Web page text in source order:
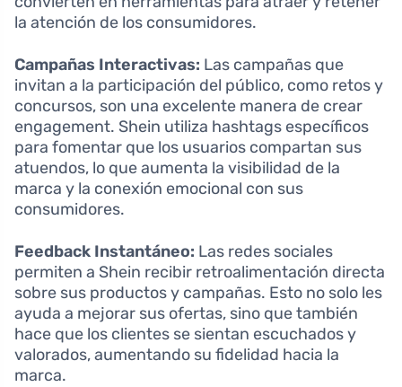
la atención de los consumidores.
Campañas Interactivas: Las campañas que
invitan a la participación del público, como retos y
concursos, son una excelente manera de crear
engagement. Shein utiliza hashtags específicos
para fomentar que los usuarios compartan sus
atuendos, lo que aumenta la visibilidad de la
marca y la conexión emocional con sus
consumidores.
Feedback Instantáneo: Las redes sociales
permiten a Shein recibir retroalimentación directa
sobre sus productos y campañas. Esto no solo les
ayuda a mejorar sus ofertas, sino que también
hace que los clientes se sientan escuchados y
valorados, aumentando su fidelidad hacia la
marca.